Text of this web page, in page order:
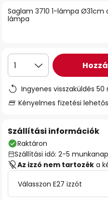
Saglam 3710 1-lámpa
lámpa
1
Ingyenes visszaküldés 50
Kényelmes fizetési
Szállítási információk
Raktáron
Szállítási idő: 2-5 munkanap
Az izzó nem tartozék a
Válasszon E27 izzót